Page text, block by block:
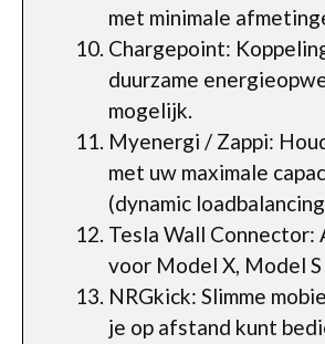
met minimale
Chargepoint:
duurzame
mogelijk.
Myenergi / Zappi:
met uw maximale
(dynamic
Tesla Wall Connector:
voor Model X, Model S
NRGkick: Slimme
je op afstand kunt